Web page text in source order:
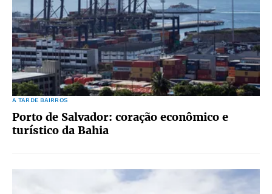
A TARDE BAIRROS
Porto de Salvador: coração econômico e
turístico da Bahia